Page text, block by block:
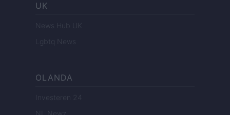
UK
News Hub UK
Lgbtq News
OLANDA
Investeren 24
NL Newz